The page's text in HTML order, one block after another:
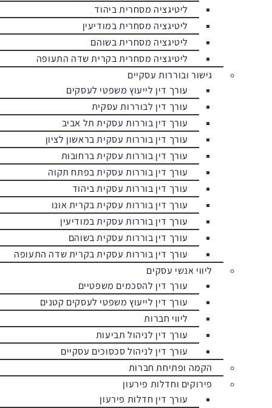
ליטיגציה מסחרית ביהוד
ליטיגציה מסחרית במודיעין
ליטיגציה מסחרית בשוהם
ליטיגציה מסחרית בקרית שדה התעופה
גישור ובוררות עסקיים
עורך דין לייעוץ משפטי לעסקים
עורך דין לבוררות עסקית
עורך דין בוררות עסקית תל אביב
עורך דין בוררות עסקית בראשון לציון
עורך דין בוררות עסקית ברחובות
עורך דין בוררות עסקית בפתח תקוה
עורך דין בוררות עסקית ביהוד
עורך דין בוררות עסקית בקרית אונו
עורך דין בוררות עסקית במודיעין
עורך דין בוררות עסקית בשוהם
עורך דין בוררות עסקית בקרית שדה התעופה
ליווי אנשי עסקים
עורך דין להסכמים משפטיים
עורך דין לייעוץ משפטי לעסקים קטנים
ליווי חברות
עורך דין לניהול תביעות
עורך דין לניהול סכסוכים עסקיים
הקמה ופתיחת חברות
פירוקים וחדלות פירעון
עורך דין חדלות פירעון